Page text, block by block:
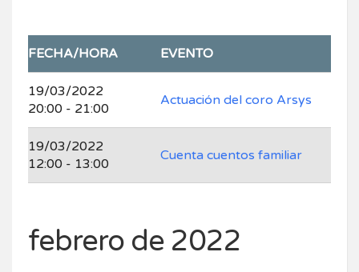
FECHA/HORA EVENTO
19/03/2022
20:00 - 21:00
Actuación del coro Arsys
19/03/2022
12:00 - 13:00
Cuenta cuentos familiar
febrero de 2022